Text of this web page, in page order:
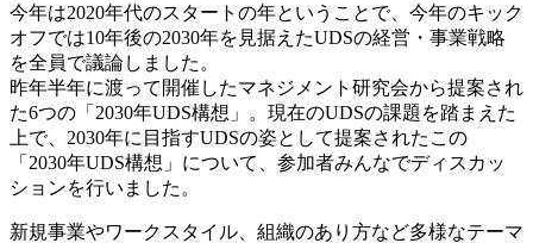
今年は2020年代のスタートの年ということで、今年のキック
オフでは10年後の2030年を見据えたUDSの経営・事業戦略
を全員で議論しました。
昨年半年に渡って開催したマネジメント研究会から提案され
た6つの「2030年UDS構想」。現在のUDSの課題を踏まえた
上で、2030年に目指すUDSの姿として提案されたこの
「2030年UDS構想」について、参加者みんなでディスカッ
ションを行いました。
新規事業やワークスタイル、組織のあり方など多様なテーマ